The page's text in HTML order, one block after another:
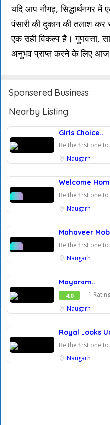
यदि आप नौगढ़, सिद्धार्थनगर में
पंसारी की दुकान की तलाश कर
एक सही विकल्प है। गुणवत्ता,
अनुभव प्राप्त करने के लिए आज
Sponsered Business
Nearby Listing
Girls Choice..
Be the first one to
Naugarh
Welcome
Be the first one to
Naugarh
Mahaveer
Be the first one to
Naugarh
Mayaram..
4.0
1 Rating
Naugarh
Royal Looks
Be the first one to
Naugarh